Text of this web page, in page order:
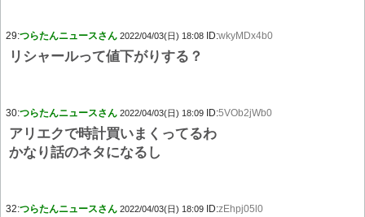
29:つらたんニュースさん 2022/04/03(日) 18:08 ID:wkyMDx4b0
リシャールって値下がりする？
30:つらたんニュースさん 2022/04/03(日) 18:09 ID:5VOb2jWb0
アリエクで時計買いまくってるわ
かなり話のネタになるし
32:つらたんニュースさん 2022/04/03(日) 18:09 ID:zEhpj05l0